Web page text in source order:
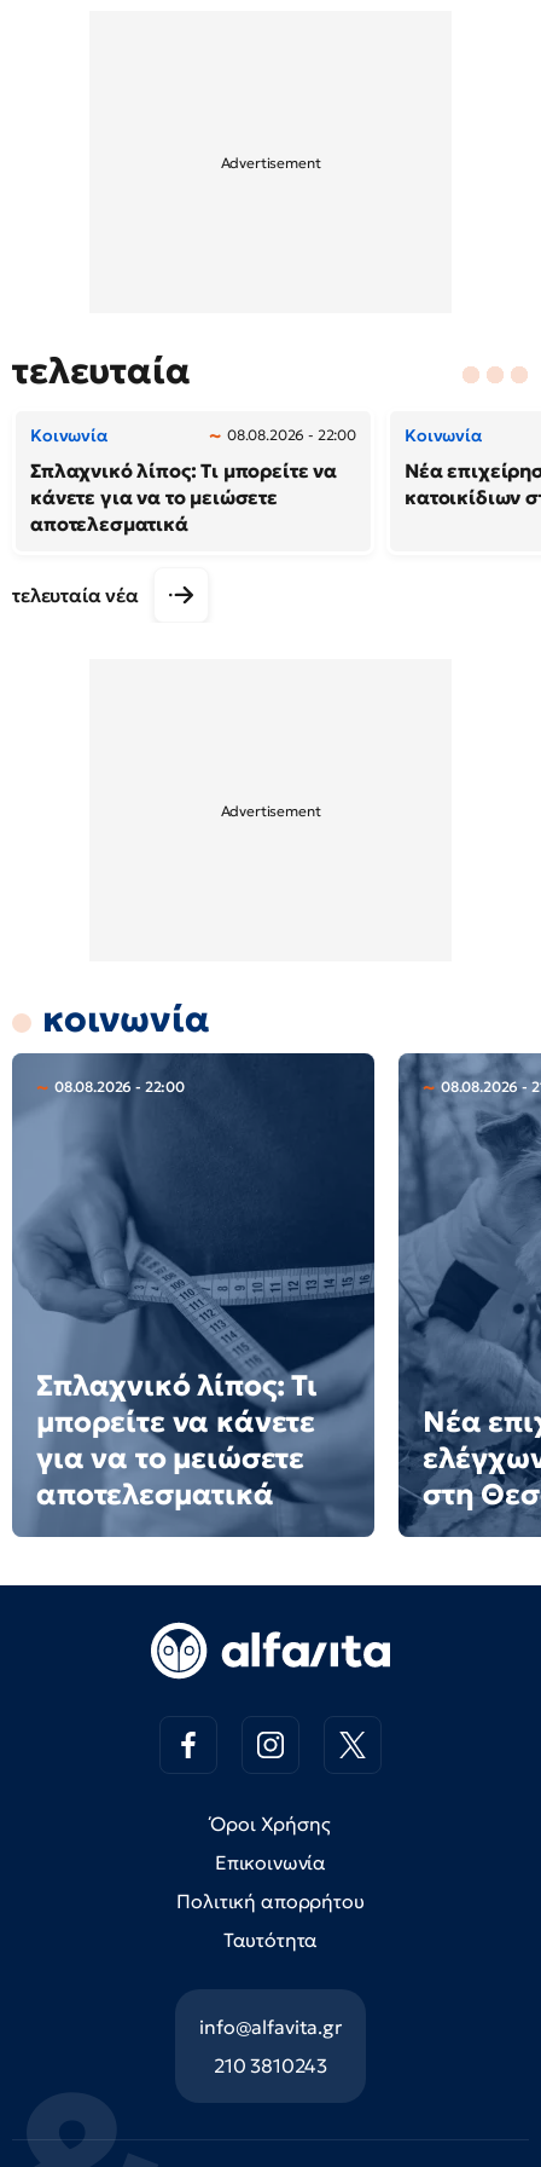
τελευταία
Κοινωνία 08.08.2026 - 22:00
Σπλαχνικό λίπος: Τι μπορείτε να
κάνετε για να το μειώσετε
αποτελεσματικά
Κοινωνία
Νέα
κατοικίδιων
τελευταία νέα
κοινωνία
08.08.2026 - 22:00
Σπλαχνικό λίπος: Τι
μπορείτε να κάνετε
για να το μειώσετε
αποτελεσματικά
08.08.2026 -
Νέα
στη
Όροι Χρήσης
Επικοινωνία
Πολιτική απορρήτου
Ταυτότητα
info@alfavita.gr
210 3810243